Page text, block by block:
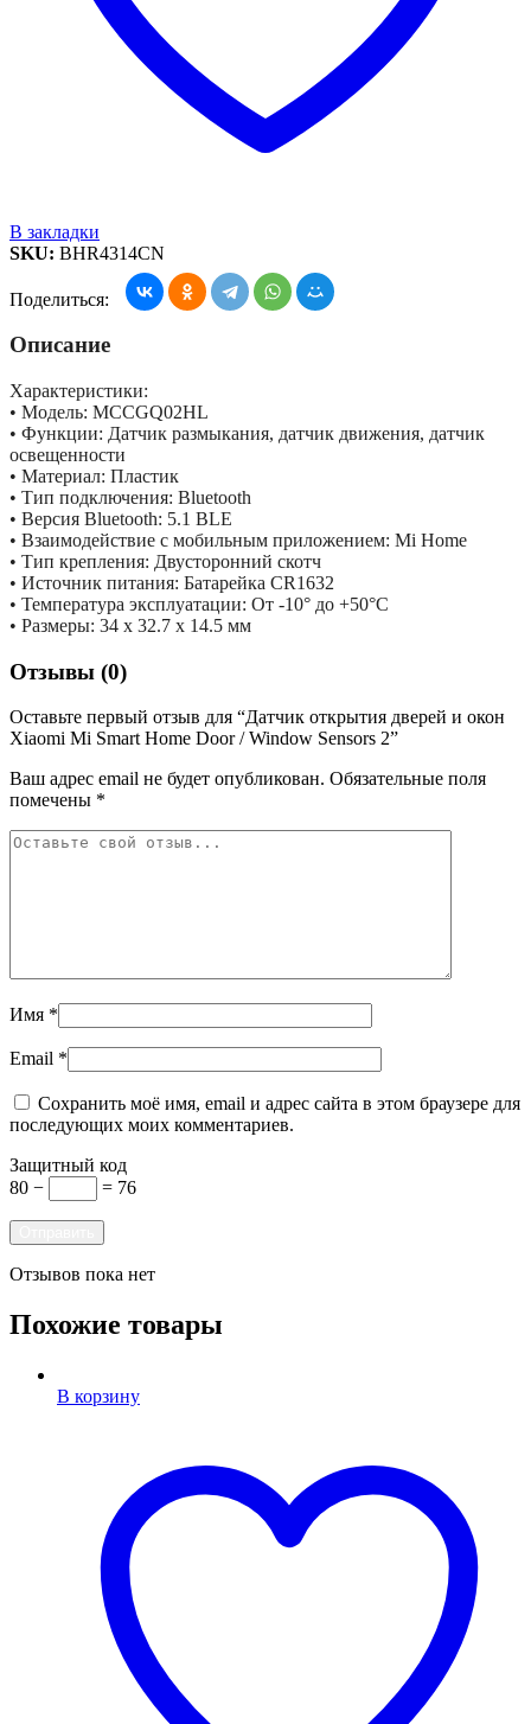
В закладки
SKU: BHR4314CN
Поделиться:
Описание
Характеристики:
• Модель: MCCGQ02HL
• Функции: Датчик размыкания, датчик движения, датчик
освещенности
• Материал: Пластик
• Тип подключения: Bluetooth
• Версия Bluetooth: 5.1 BLE
• Взаимодействие с мобильным приложением: Mi Home
• Тип крепления: Двусторонний скотч
• Источник питания: Батарейка CR1632
• Температура эксплуатации: От -10° до +50°С
• Размеры: 34 x 32.7 x 14.5 мм
Отзывы (0)
Оставьте первый отзыв для “Датчик открытия дверей и окон
Xiaomi Mi Smart Home Door / Window Sensors 2”
Ваш адрес email не будет опубликован. Обязательные поля
помечены *
Имя *
Email *
Сохранить моё имя, email и адрес сайта в этом браузере для
последующих моих комментариев.
Защитный код
80 −
= 76
Отзывов пока нет
Похожие товары
В корзину